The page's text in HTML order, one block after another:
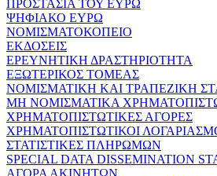
ΠΡΟΣΤΑΣΙΑ ΤΟΥ ΕΥΡΩ
ΨΗΦΙΑΚΟ ΕΥΡΩ
ΝΟΜΙΣΜΑΤΟΚΟΠΕΙΟ
ΕΚΔΟΣΕΙΣ
ΕΡΕΥΝΗΤΙΚΗ ΔΡΑΣΤΗΡΙΟΤΗΤΑ
ΕΞΩΤΕΡΙΚΟΣ ΤΟΜΕΑΣ
ΝΟΜΙΣΜΑΤΙΚΗ ΚΑΙ ΤΡΑΠΕΖΙΚΗ
ΜΗ ΝΟΜΙΣΜΑΤΙΚΑ
ΧΡΗΜΑΤΟΠΙΣΤΩΤΙΚΕΣ ΑΓΟΡΕΣ
ΧΡΗΜΑΤΟΠΙΣΤΩΤΙΚΟΙ
ΣΤΑΤΙΣΤΙΚΕΣ ΠΛΗΡΩΜΩΝ
SPECIAL DATA DISSEMINATION
ΑΓΟΡΑ ΑΚΙΝΗΤΩΝ